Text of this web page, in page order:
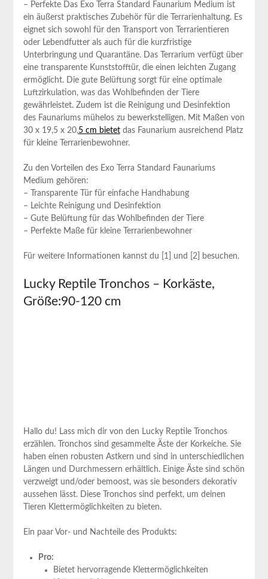
– Perfekte Das Exo Terra Standard Faunarium Medium ist
ein äußerst praktisches Zubehör für die Terrarienhaltung. Es
eignet sich sowohl für den Transport von Terrarientieren
oder Lebendfutter als auch für die kurzfristige
Unterbringung und Quarantäne. Das Terrarium verfügt über
eine transparente Kunststofftür, die einen leichten Zugang
ermöglicht. Die gute Belüftung sorgt für eine optimale
Luftzirkulation, was das Wohlbefinden der Tiere
gewährleistet. Zudem ist die Reinigung und Desinfektion
des Faunariums mühelos zu bewerkstelligen. Mit Maßen von
30 x 19,5 x 20,5 cm bietetdas Faunarium ausreichend Platz
für kleine Terrarienbewohner.
Zu den Vorteilen des Exo Terra Standard Faunariums
Medium gehören:
– Transparente Tür für einfache Handhabung
– Leichte Reinigung und Desinfektion
– Gute Belüftung für das Wohlbefinden der Tiere
– Perfekte Maße für kleine Terrarienbewohner
Für weitere Informationen kannst du [1] und [2] besuchen.
Lucky Reptile Tronchos – Korkäste,
Größe:90-120 cm
Hallo du! Lass mich dir von den Lucky Reptile Tronchos
erzählen. Tronchos sind gesammelte Äste der Korkeiche. Sie
haben einen robusten Astkern und sind in unterschiedlichen
Längen und Durchmessern erhältlich. Einige Äste sind schön
verzweigt und/oder bemoost, was sie besonders dekorativ
aussehen lässt. Diese Tronchos sind perfekt, um deinen
Tieren Klettermöglichkeiten zu bieten.
Ein paar Vor- und Nachteile des Produkts:
Pro:
Bietet hervorragende Klettermöglichkeiten